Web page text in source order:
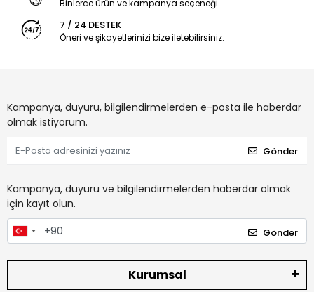
Binlerce ürün ve kampanya seçeneği
7 / 24 DESTEK
Öneri ve şikayetlerinizi bize iletebilirsiniz.
Kampanya, duyuru, bilgilendirmelerden e-posta ile haberdar
olmak istiyorum.
Gönder
Kampanya, duyuru ve bilgilendirmelerden haberdar olmak
için kayıt olun.
Gönder
Kurumsal